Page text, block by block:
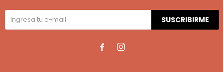
SUSCRIBIRME
 